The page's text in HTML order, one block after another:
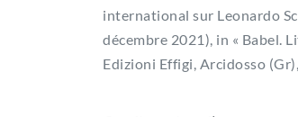
international sur Leonardo
décembre 2021), in « Babel.
Edizioni Effigi, Arcidosso